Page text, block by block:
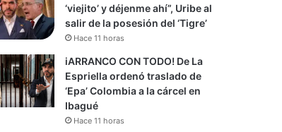
‘viejito’ y déjenme ahí”, Uribe al
salir de la posesión del ‘Tigre’
Hace 11 horas
iARRANCO CON TODO! De La
Espriella ordenó traslado de
‘Epa’ Colombia a la cárcel en
Ibagué
Hace 11 horas